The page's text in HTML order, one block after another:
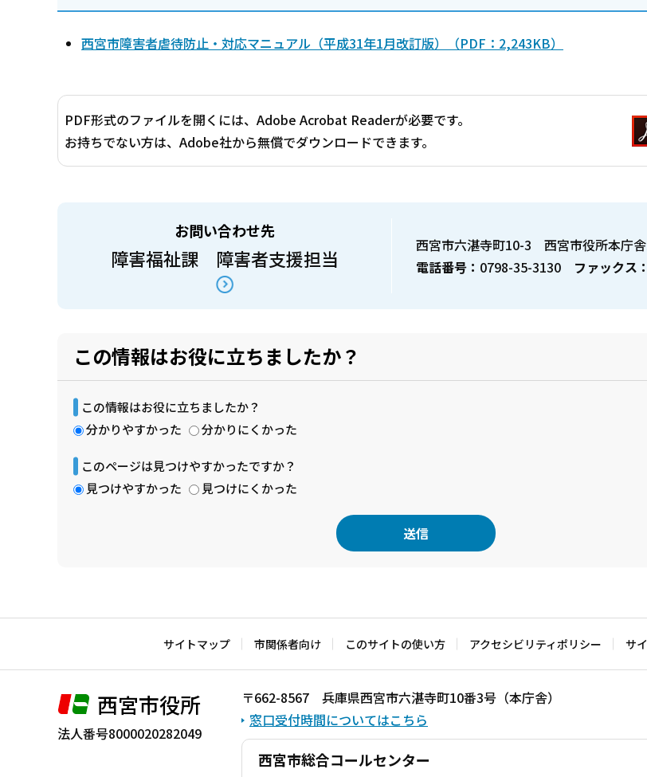
西宮市障害者虐待防止・対応マニュアル（平成31年1月改訂版）（PDF：2,243KB）
PDF形式のファイルを開くには、Adobe Acrobat Readerが必要です。
お持ちでない方は、Adobe社から無償でダウンロードできます。
お問い合わせ先
障害福祉課 障害者支援担当
西宮市六湛寺町10-3 西宮市役所本庁
電話番号： 0798-35-3130 ファックス：
この情報はお役に立ちましたか？
この情報はお役に立ちましたか？
分かりやすかった
分かりにくかった
このページは見つけやすかったですか？
見つけやすかった
見つけにくかった
こ
ま
で
サイトマップ 市関係者向け このサイトの使い方 アクセシビリティポリシー サ
西宮市役所
法人番号8000020282049
〒662-8567 兵庫県西宮市六湛寺町10番3号（本庁舎）
窓口受付時間についてはこちら
西宮市総合コールセンター